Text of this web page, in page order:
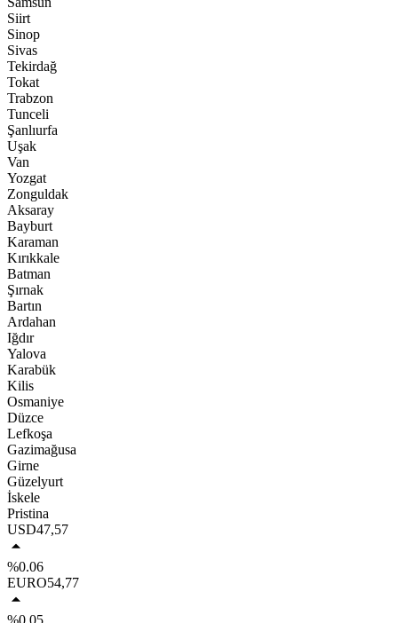
Siirt
Sinop
Sivas
Tekirdağ
Tokat
Trabzon
Tunceli
Şanlıurfa
Uşak
Van
Yozgat
Zonguldak
Aksaray
Bayburt
Karaman
Kırıkkale
Batman
Şırnak
Bartın
Ardahan
Iğdır
Yalova
Karabük
Kilis
Osmaniye
Düzce
Lefkoşa
Gazimağusa
Girne
Güzelyurt
İskele
Pristina
USD47,57
%0.06
EURO54,77
%0.05